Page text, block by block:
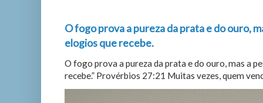
O fogo prova a pureza da prata e do ouro,
elogios que recebe.
O fogo prova a pureza da prata e do ouro, mas a
recebe.” Provérbios 27:21 Muitas vezes, quem